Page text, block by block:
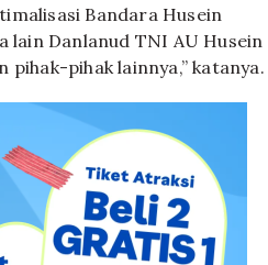
Bandara Husein
lain Danlanud TNI AU Husein
pihak lainnya,” katanya.